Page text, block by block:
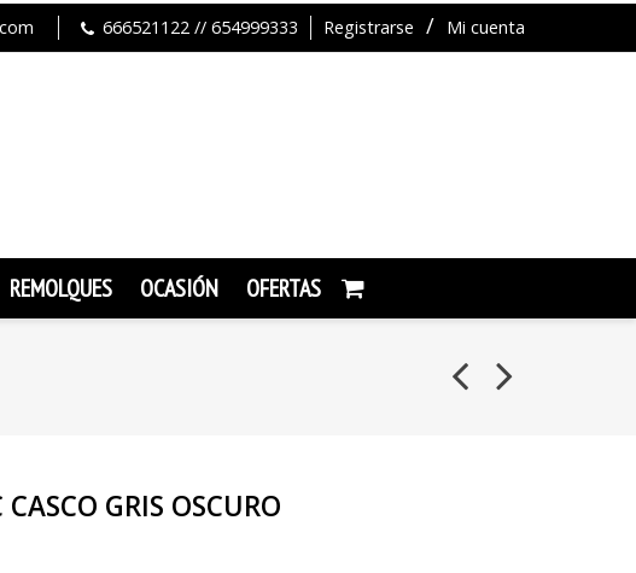
Registrarse Mi cuenta
666521122 // 654999333
REMOLQUES OCASIÓN OFERTAS
GRIS OSCURO